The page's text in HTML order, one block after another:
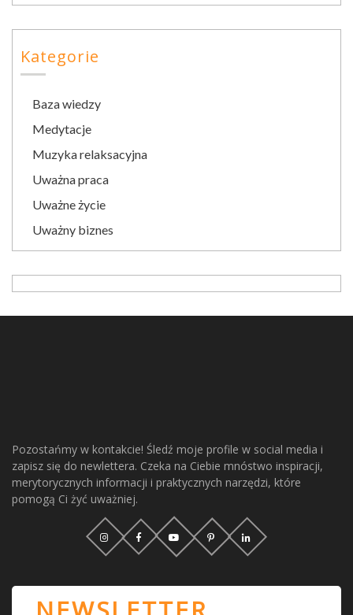
Kategorie
Baza wiedzy
Medytacje
Muzyka relaksacyjna
Uważna praca
Uważne życie
Uważny biznes
Pozostańmy w kontakcie! Śledź moje profile w social media i
zapisz się do newlettera. Czeka na Ciebie mnóstwo inspiracji,
merytorycznych informacji i praktycznych narzędzi, które
pomogą Ci żyć uważniej.